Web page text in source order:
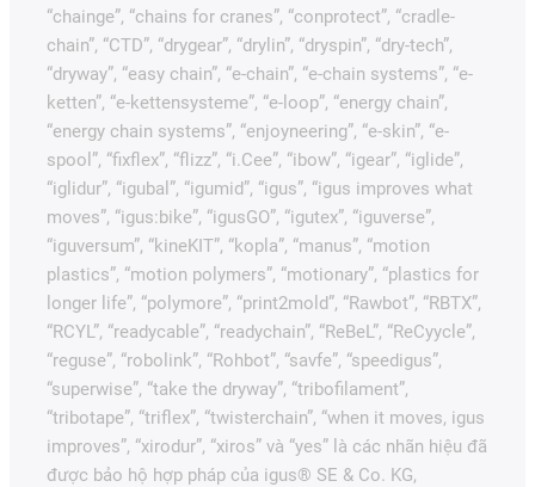
“chainge”, “chains for cranes”, “conprotect”, “cradle-
chain”, “CTD”, “drygear”, “drylin”, “dryspin”, “dry-tech”,
“dryway”, “easy chain”, “e-chain”, “e-chain systems”, “e-
ketten”, “e-kettensysteme”, “e-loop”, “energy chain”,
“energy chain systems”, “enjoyneering”, “e-skin”, “e-
spool”, “fixflex”, “flizz”, “i.Cee”, “ibow”, “igear”, “iglide”,
“iglidur”, “igubal”, “igumid”, “igus”, “igus improves what
moves”, “igus:bike”, “igusGO”, “igutex”, “iguverse”,
“iguversum”, “kineKIT”, “kopla”, “manus”, “motion
plastics”, “motion polymers”, “motionary”, “plastics for
longer life”, “polymore”, “print2mold”, “Rawbot”, “RBTX”,
“RCYL”, “readycable”, “readychain”, “ReBeL”, “ReCyycle”,
“reguse”, “robolink”, “Rohbot”, “savfe”, “speedigus”,
“superwise”, “take the dryway”, “tribofilament”,
“tribotape”, “triflex”, “twisterchain”, “when it moves, igus
improves”, “xirodur”, “xiros” và “yes” là các nhãn hiệu đã
được bảo hộ hợp pháp của igus® SE & Co. KG,